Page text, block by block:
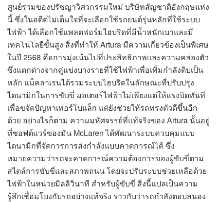
ศูนย์รวมของปรัชญาวิศวกรรมใหม่ บริษัทสัญชาติอังกฤษแห่ง
นี้ ซึ่งในอดีตไม่เต็มใจที่จะเลือกใช้รถยนต์รุ่นหลักที่ใช้ระบบ
ไฟฟ้า ได้เลือกใช้แพลตฟอร์มไฮบริดที่มีน้ำหนักเบาและมี
เทคโนโลยีขั้นสูง สิ่งที่ทำให้ Artura มีความเกี่ยวข้องเป็นพิเศษ
ในปี 2568 คือการมุ่งเน้นไปที่ประสิทธิภาพและความคล่องตัว
ซึ่งแตกต่างจากคู่แข่งบางรายที่ใช้ไฟฟ้าเพื่อเพิ่มกำลังดิบเป็น
หลัก แม็คลาเรนได้รวมระบบไฮบริดในลักษณะที่ปรับปรุง
ไดนามิกในการขับขี่ มอเตอร์ไฟฟ้าไม่เพียงแต่ให้แรงบิดทันที
เพื่อขจัดปัญหาเทอร์โบแล็ก แต่ยังช่วยให้รถทรงตัวดีขึ้นอีก
ด้วย อย่างไรก็ตาม ความมหัศจรรย์ที่แท้จริงของ Artura นั้นอยู่
ที่ซอฟต์แวร์ของมัน McLaren ได้พัฒนาระบบควบคุมแบบ
ไดนามิกที่จัดการการส่งกำลังแบบคาดการณ์ได้ ซึ่ง
หมายความว่ารถจะคาดการณ์ความต้องการของผู้ขับขี่ตาม
สไตล์การขับขี่และสภาพถนน โดยจะปรับระบบช่วยเหลือด้วย
ไฟฟ้าในหน่วยมิลลิวินาที สำหรับผู้ขับขี่ สิ่งนี้แปลเป็นความ
รู้สึกเชื่อมโยงกับรถอย่างแท้จริง ราวกับว่ารถกำลังตอบสนอง